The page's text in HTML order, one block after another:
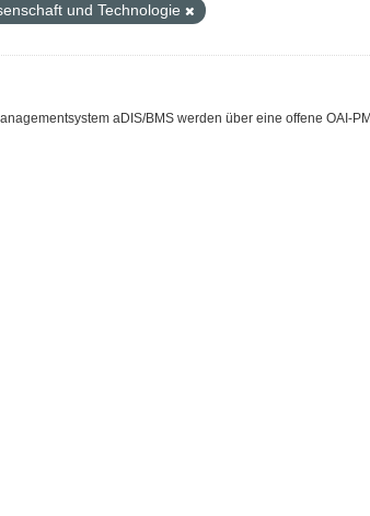
und Technologie
aDIS/BMS werden über eine offene OAI-